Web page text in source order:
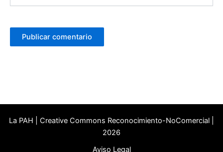
La PAH | Creative Commons Reconocimiento-NoComercial |
2026
Aviso Legal